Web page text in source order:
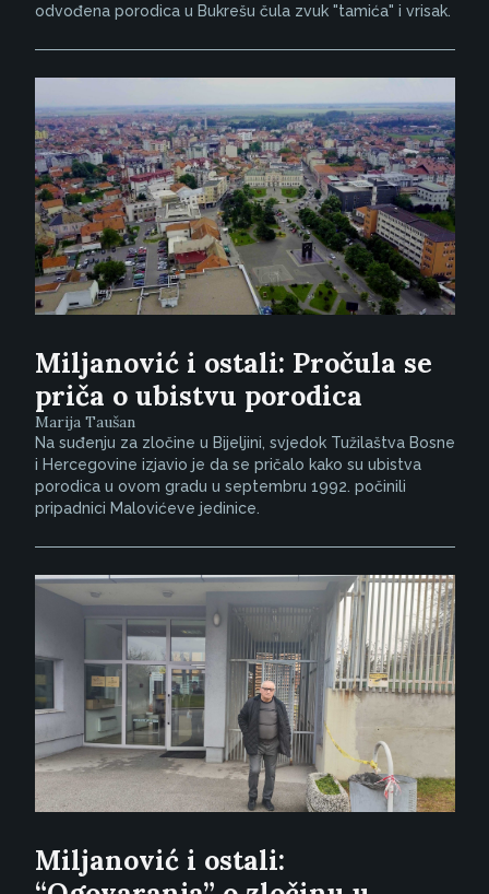
odvođena porodica u Bukrešu čula zvuk "tamića" i vrisak.
Miljanović i ostali: Pročula se
priča o ubistvu porodica
Marija Taušan
Na suđenju za zločine u Bijeljini, svjedok Tužilaštva Bosne
i Hercegovine izjavio je da se pričalo kako su ubistva
porodica u ovom gradu u septembru 1992. počinili
pripadnici Malovićeve jedinice.
Miljanović i ostali: